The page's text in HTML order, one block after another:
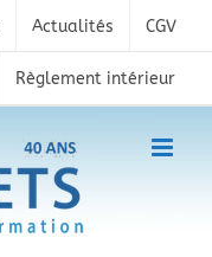
Actualités CGV
Règlement intérieur